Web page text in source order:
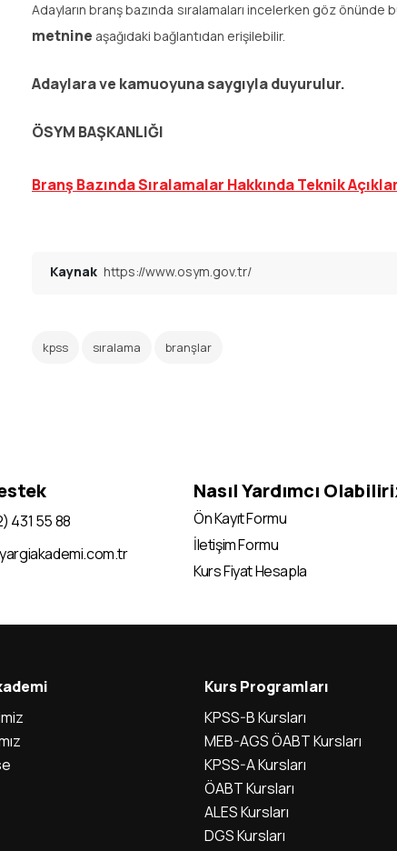
Adayların branş bazında sıralamaları incelerken göz
metnine aşağıdaki bağlantıdan erişilebilir.
Adaylara ve kamuoyuna saygıyla duyurulur.
ÖSYM BAŞKANLIĞI
Branş Bazında Sıralamalar Hakkında Teknik
Kaynak https://www.osym.gov.tr/
kpss sıralama branşlar
431 55 88
Nasıl Yardımcı
Ön Kayıt Formu
İletişim Formu
Kurs Fiyat Hesapla
Kurs Programları
KPSS-B Kursları
MEB-AGS ÖABT Kursları
KPSS-A Kursları
ÖABT Kursları
ALES Kursları
DGS Kursları